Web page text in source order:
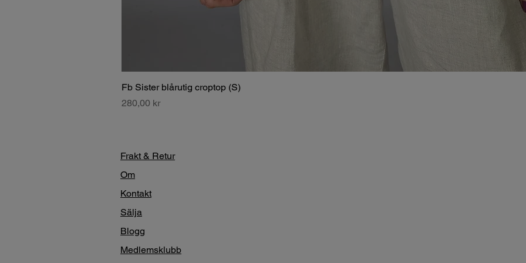
Fb Sister blårutig croptop (S)
Pris
280,00 kr
Frakt & Retur
Om
Kontakt
Sälja
Blogg
Medlemsklubb